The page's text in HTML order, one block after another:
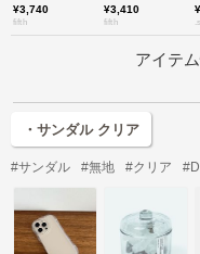
¥3,740
fifth
¥3,410
fifth
アイテ
・サンダル クリア
#サンダル #無地 #クリア